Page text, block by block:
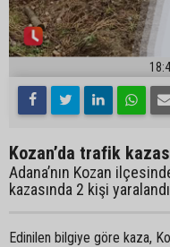
Kozan’da trafik
Adana’nın Kozan
kazasında 2 kişi
Edinilen bilgiye göre kaza,